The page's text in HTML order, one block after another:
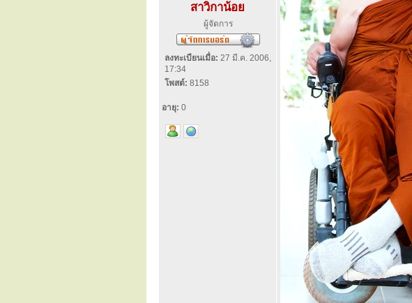
สาวิกาน้อย
ผู้จัดการ
ลงทะเบียนเมื่อ: 27 มี.ค. 2006,
17:34
โพสต์: 8158
อายุ: 0